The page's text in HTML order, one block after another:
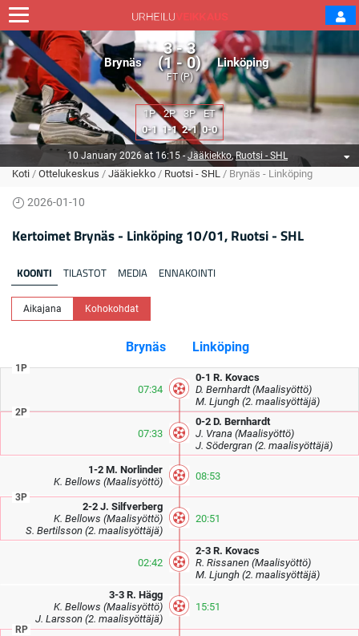
Brynäs
3 - 3
(1 - 0)
FT (P)
Linköping
1P 2P 3P
ET
0-1 1-1 2-1 0-0
10 January 2026 at 16:15-Jääkiekko,Ruotsi - SHL
Koti / Ottelukeskus / Jääkiekko / Ruotsi - SHL / Brynäs - Linköping
2026-01-10
Kertoimet Brynäs - Linköping 10/01, Ruotsi - SHL
KOONTI TILASTOT MEDIA ENNAKOINTI
Aikajana Kohokohdat
Brynäs Linköping
07:34
1P
0-1R. Kovacs
D. Bernhardt(Maalisyöttö)
M. Ljungh (2. maalisyöttäjä)
07:33
2P
0-2D. Bernhardt
J. Vrana (Maalisyöttö)
J. Södergran (2. maalisyöttäjä)
1-2 M. Norlinder
K. Bellows (Maalisyöttö) 08:53
2-2 J. Silfverberg
K. Bellows (Maalisyöttö)
S. Bertilsson(2. maalisyöttäjä)
3P
20:51
02:42
2-3R. Kovacs
R. Rissanen (Maalisyöttö)
M. Ljungh (2. maalisyöttäjä)
3-3 R. Hägg
K. Bellows (Maalisyöttö)
J. Larsson(2. maalisyöttäjä)
15:51
RP